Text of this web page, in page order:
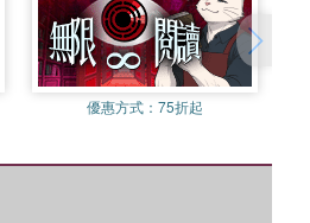
優惠方式：75折起